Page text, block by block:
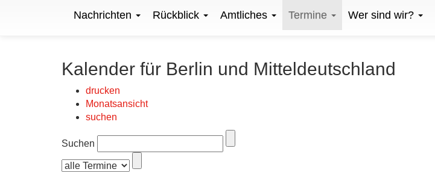
Nachrichten Rückblick Amtliches Termine Wer sind wir?
Kalender für Berlin und Mitteldeutschland
drucken
Monatsansicht
suchen
Suchen